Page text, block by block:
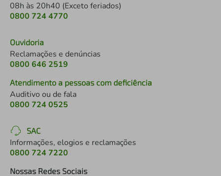
08h às 20h40 (Exceto feriados)
0800 724 4770
Ouvidoria
Reclamações e denúncias
0800 646 2519
Atendimento a pessoas com deficiência
Auditivo ou de fala
0800 724 0525
SAC
Informações, elogios e reclamações
0800 724 7220
Nossas Redes Sociais